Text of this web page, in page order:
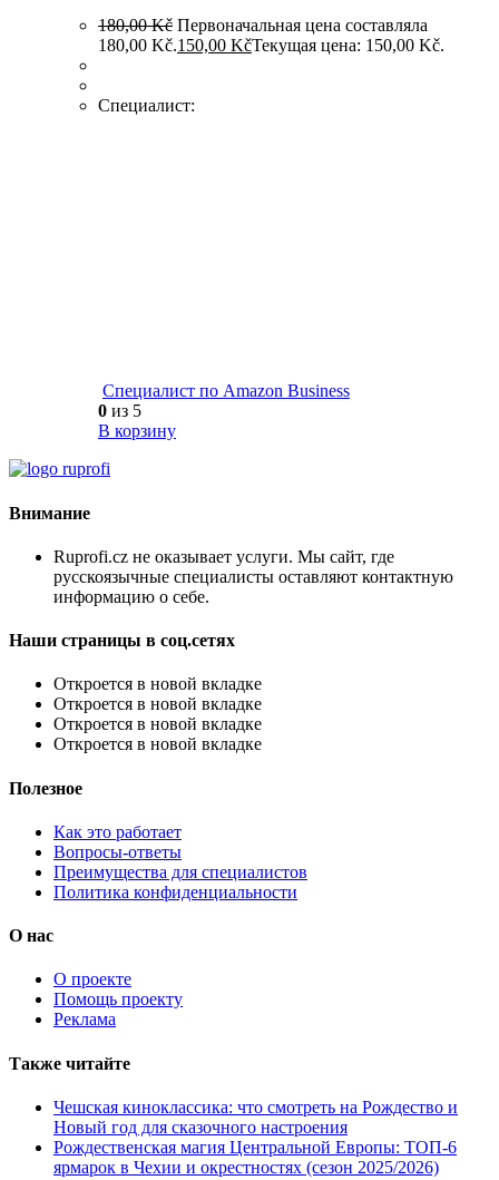
180,00Kč Первоначальная цена составляла
180,00 Kč.150,00 KčТекущая цена: 150,00 Kč.
Специалист:
Cпециалист по Amazon Business
0 из 5
В корзину
Внимание
Ruprofi.cz не оказывает услуги. Мы сайт, где
русскоязычные специалисты оставляют контактную
информацию о себе.
Наши страницы в соц.сетях
Откроется в новой вкладке
Откроется в новой вкладке
Откроется в новой вкладке
Откроется в новой вкладке
Полезное
Как это работает
Вопросы-ответы
Преимущества для специалистов
Политика конфиденциальности
О нас
О проекте
Помощь проекту
Реклама
Также читайте
Чешская киноклассика: что смотреть на Рождество и
Новый год для сказочного настроения
Рождественская магия Центральной Европы: ТОП-6
ярмарок в Чехии и окрестностях (сезон 2025/2026)